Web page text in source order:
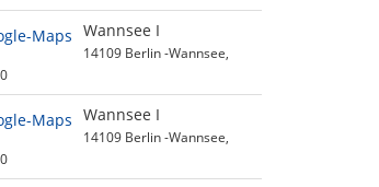
Wannsee I
14109 Berlin -Wannsee,
Wannsee I
14109 Berlin -Wannsee,